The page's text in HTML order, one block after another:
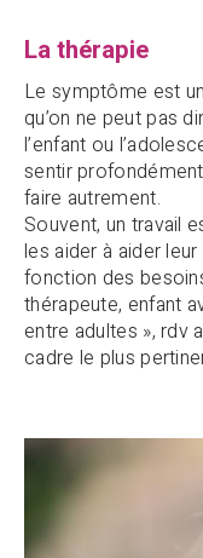
La thérapie
Le symptôme est
qu’on ne peut pas
l’enfant ou
sentir
faire autrement.
Souvent, un travail
les aider à aider
fonction des
thérapeute, enfant
entre adultes », rdv
cadre le plus